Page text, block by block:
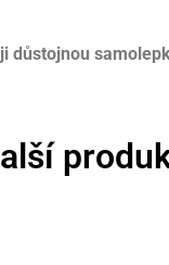
důstojnou